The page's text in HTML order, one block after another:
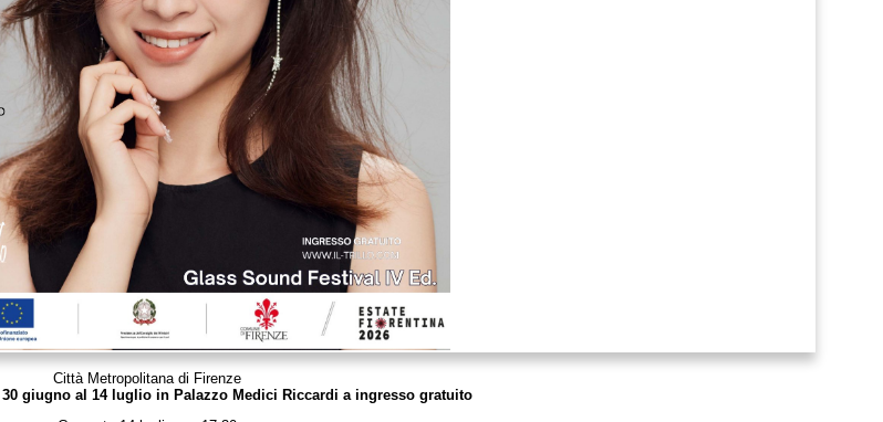
Città Metropolitana di Firenze
giugno al 14 luglio in Palazzo Medici Riccardi a ingresso gratuito